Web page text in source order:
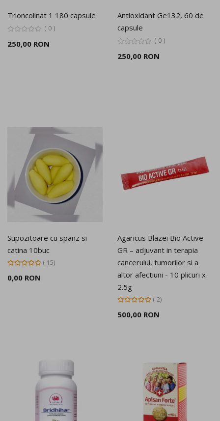
Trioncolinat 1 180 capsule
0
250,00 RON
Antioxidant Ge132, 60 de
capsule
0
250,00 RON
Supozitoare cu spanz si
catina 10buc
Rating:
99%
15
0,00 RON
Agaricus Blazei Bio Active
GR – adjuvant in terapia
cancerului, tumorilor si a
altor afectiuni - 10 plicuri x
2.5g
Rating:
100%
2
500,00 RON